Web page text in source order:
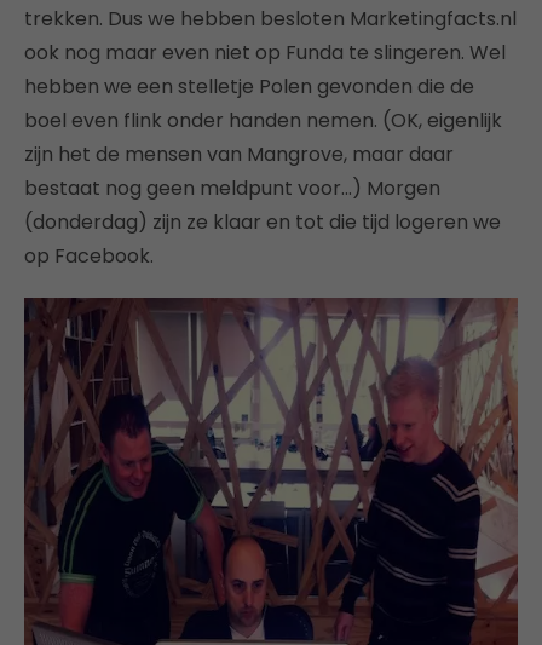
trekken. Dus we hebben besloten Marketingfacts.nl
ook nog maar even niet op Funda te slingeren. Wel
hebben we een stelletje Polen gevonden die de
boel even flink onder handen nemen. (OK, eigenlijk
zijn het de mensen van Mangrove, maar daar
bestaat nog geen meldpunt voor…) Morgen
(donderdag) zijn ze klaar en tot die tijd logeren we
op Facebook.